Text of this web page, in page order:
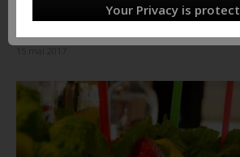
Your Privacy is